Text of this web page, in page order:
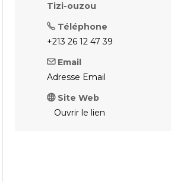
Tizi-ouzou
Téléphone
+213 26 12 47 39
Email
Adresse Email
Site Web
Ouvrir le lien